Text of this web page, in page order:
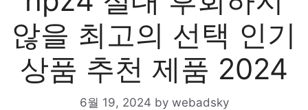
않을 최고의 선택 인기
상품 추천 제품 2024
6월 19, 2024 by webadsky